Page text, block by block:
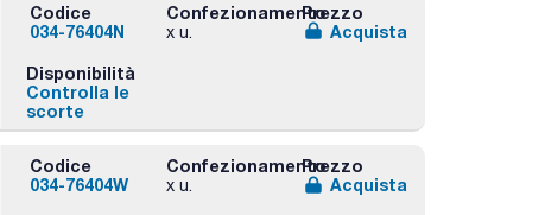
Codice
034-76404N
Confezionamento
x u.
Prezzo
Acquista
Disponibilità
Controlla le
scorte
Codice
034-76404W
Confezionamento
x u.
Prezzo
Acquista